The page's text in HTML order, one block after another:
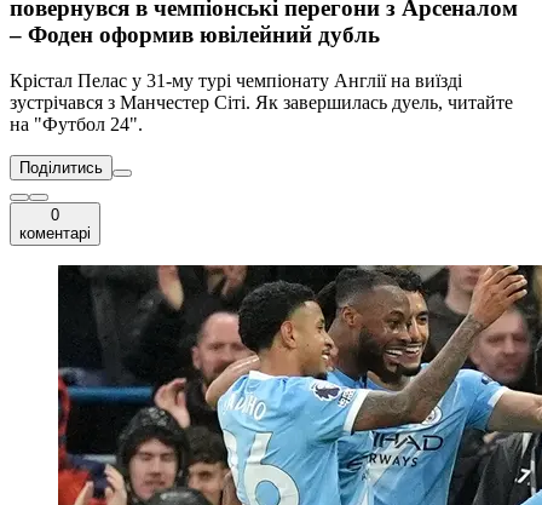
повернувся в чемпіонські перегони з Арсеналом
– Фоден оформив ювілейний дубль
Крістал Пелас у 31-му турі чемпіонату Англії на виїзді
зустрічався з Манчестер Сіті. Як завершилась дуель, читайте
на "Футбол 24".
Поділитись
0
коментарі